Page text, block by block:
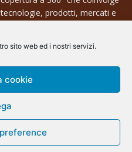
sito web ed i nostri servizi.
cookie
tecnologie, prodotti, mercati e
Contatti:
info@arscommunication.it